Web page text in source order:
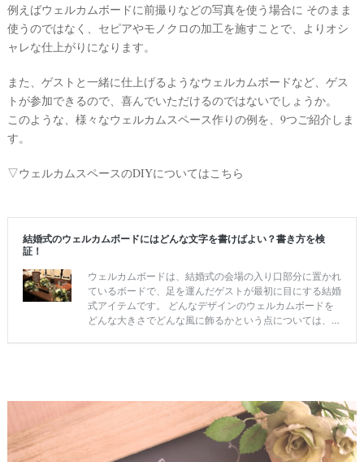
例えばウェルカムボードに前撮りなどの写真を使う場合に そのまま
使うのではなく、セピアやモノクロの加工を施すことで、よりオシ
ャレな仕上がりになります。
また、ゲストと一緒に仕上げるようなウェルカムボードなど、ゲス
トが参加できるので、喜んでいただけるのではないでしょうか。
このような、様々なウェルカムスペース作りの例を、9つご紹介しま
す。
▽ウェルカムスペースのDIYについてはこちら
デ
ン
グ
フ
ォ